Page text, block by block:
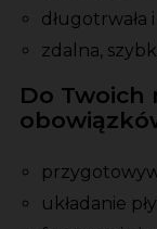
długotrwała
zdalna,
Do Twoich
układanie